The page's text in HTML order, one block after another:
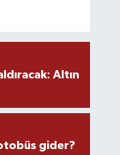
Altın
gider?